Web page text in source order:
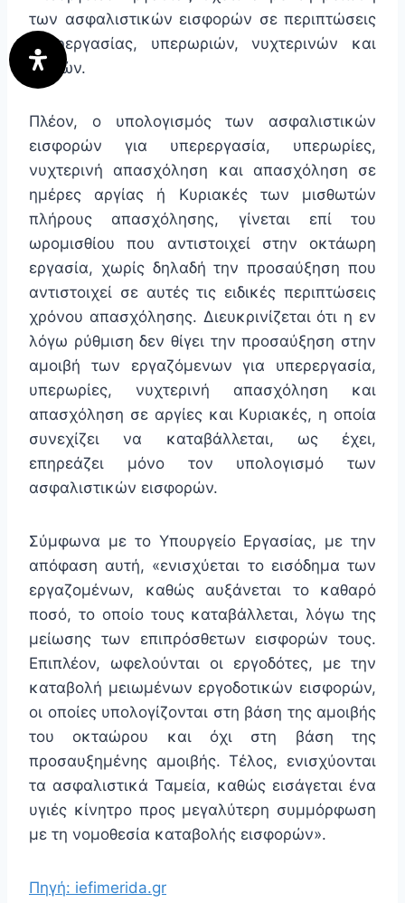
των ασφαλιστικών εισφορών σε περιπτώσεις
υπερεργασίας, υπερωριών, νυχτερινών και
αργιών.
Πλέον, o υπολογισμός των ασφαλιστικών
εισφορών για υπερεργασία, υπερωρίες,
νυχτερινή απασχόληση και απασχόληση σε
ημέρες αργίας ή Κυριακές των μισθωτών
πλήρους απασχόλησης, γίνεται επί του
ωρομισθίου που αντιστοιχεί στην οκτάωρη
εργασία, χωρίς δηλαδή την προσαύξηση που
αντιστοιχεί σε αυτές τις ειδικές περιπτώσεις
χρόνου απασχόλησης. Διευκρινίζεται ότι η εν
λόγω ρύθμιση δεν θίγει την προσαύξηση στην
αμοιβή των εργαζόμενων για υπερεργασία,
υπερωρίες, νυχτερινή απασχόληση και
απασχόληση σε αργίες και Κυριακές, η οποία
συνεχίζει να καταβάλλεται, ως έχει,
επηρεάζει μόνο τον υπολογισμό των
ασφαλιστικών εισφορών.
Σύμφωνα με το Υπουργείο Εργασίας, με την
απόφαση αυτή, «ενισχύεται το εισόδημα των
εργαζομένων, καθώς αυξάνεται το καθαρό
ποσό, το οποίο τους καταβάλλεται, λόγω της
μείωσης των επιπρόσθετων εισφορών τους.
Επιπλέον, ωφελούνται οι εργοδότες, με την
καταβολή μειωμένων εργοδοτικών εισφορών,
οι οποίες υπολογίζονται στη βάση της αμοιβής
του οκταώρου και όχι στη βάση της
προσαυξημένης αμοιβής. Τέλος, ενισχύονται
τα ασφαλιστικά Ταμεία, καθώς εισάγεται ένα
υγιές κίνητρο προς μεγαλύτερη συμμόρφωση
με τη νομοθεσία καταβολής εισφορών».
Πηγή: iefimerida.gr